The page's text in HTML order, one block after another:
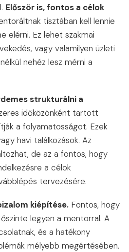
Először is, fontos a célok
tisztában kell lennie
elérni. Ez lehet szakmai
vagy valamilyen üzleti
nehéz lesz mérni a
strukturálni a
időközönként tartott
a folyamatosságot. Ezek
havi találkozások. Az
de az a fontos, hogy
a célok
tervezésére.
kiépítése. Fontos, hogy
legyen a mentorral. A
és a hatékony
mélyebb megértésében.